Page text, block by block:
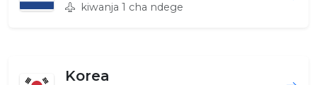
kiwanja 1 cha ndege
Korea